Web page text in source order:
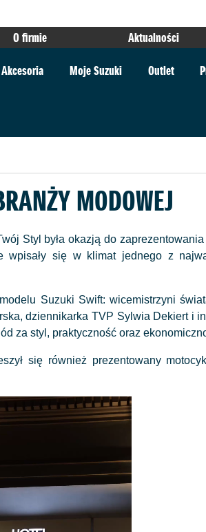
O firmie Aktualności
Moje Suzuki Outlet
MODOWEJ
Styl była okazją do
wpisały się w klimat jednego z
Suzuki Swift: wicemistrzyni
dziennikarka TVP Sylwia Dekiert i
za styl, praktyczność oraz
się również prezentowany